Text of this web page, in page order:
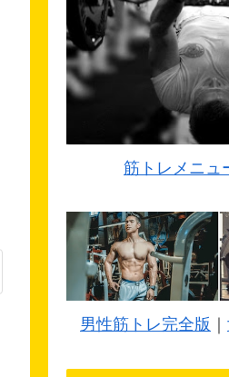
筋トレメニュ
男性筋トレ完全版